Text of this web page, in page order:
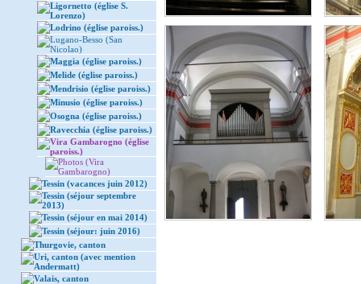
Ligornetto (église S.
Lorenzo)
Lodrino (église paroiss.)
Lugano-Besso (San
Nicolao)
Maggia (église paroiss.)
Melide (église paroiss.)
Mendrisio (église paroiss.)
Minusio (église paroiss.)
Osogna (église paroiss.)
Ravecchia (église paroiss.)
Vira Gambarogno (église
paroiss.)
Photos (Vira
Gambarogno)
Tessin (vacances juin 2012)
Tessin (séjour septembre
2013)
Tessin (séjour en mai 2014)
Tessin (séjour: juin 2016)
Thurgovie, canton
Uri, canton (avec mention
Andermatt)
Valais, canton